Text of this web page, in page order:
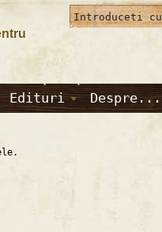
Edituri Despre...